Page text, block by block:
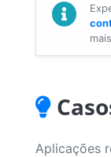
Aplicações